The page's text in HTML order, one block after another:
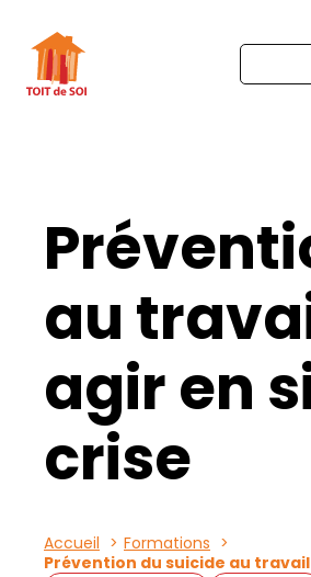
au
agir en
crise
Accueil
Formations
Prévention du suicide au